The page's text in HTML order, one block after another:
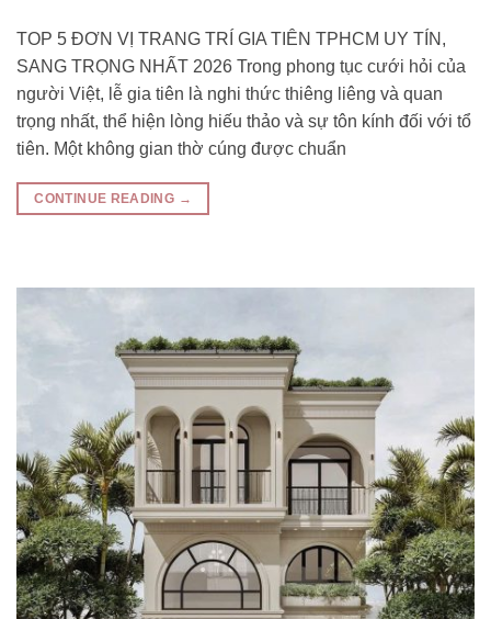
TOP 5 ĐƠN VỊ TRANG TRÍ GIA TIÊN TPHCM UY TÍN,
SANG TRỌNG NHẤT 2026 Trong phong tục cưới hỏi của
người Việt, lễ gia tiên là nghi thức thiêng liêng và quan
trọng nhất, thể hiện lòng hiếu thảo và sự tôn kính đối với tổ
tiên. Một không gian thờ cúng được chuẩn
CONTINUE READING →